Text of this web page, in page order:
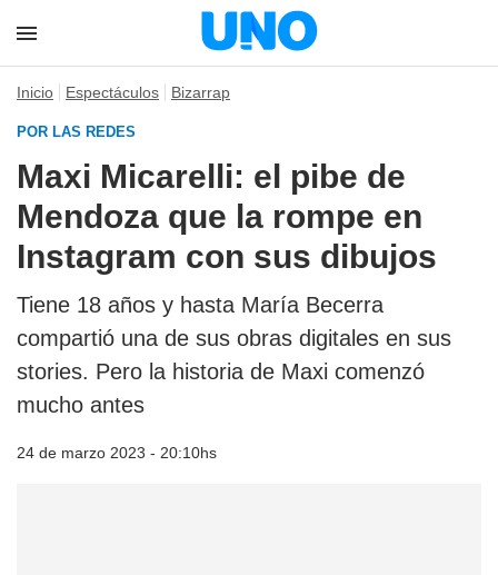
Inicio Espectáculos Bizarrap
POR LAS REDES
Maxi Micarelli: el pibe de
Mendoza que la rompe en
Instagram con sus dibujos
Tiene 18 años y hasta María Becerra
compartió una de sus obras digitales en sus
stories. Pero la historia de Maxi comenzó
mucho antes
24 de marzo 2023 - 20:10hs